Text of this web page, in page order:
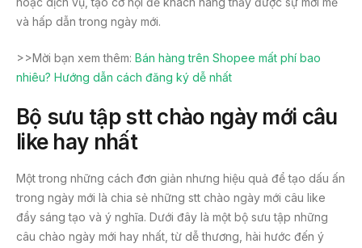
và hấp dẫn trong ngày mới.
>>Mời bạn xem thêm: Bán hàng trên Shopee mất phí bao
nhiêu? Hướng dẫn cách đăng ký dễ nhất
Bộ sưu tập stt chào ngày mới câu
like hay nhất
Một trong những cách đơn giản nhưng hiệu quả để tạo dấu ấn
trong ngày mới là chia sẻ những stt chào ngày mới câu like
đầy sáng tạo và ý nghĩa. Dưới đây là một bộ sưu tập những
câu chào ngày mới hay nhất, từ dễ thương, hài hước đến ý